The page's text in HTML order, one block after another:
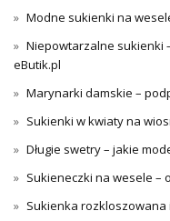
Modne sukienki na
Niepowtarzalne sukienki
eButik.pl
Marynarki damskie –
Sukienki w kwiaty na
Długie swetry – jakie
Sukieneczki na wesele –
Sukienka